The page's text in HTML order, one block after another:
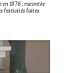
1876 , racontée
festivités faites